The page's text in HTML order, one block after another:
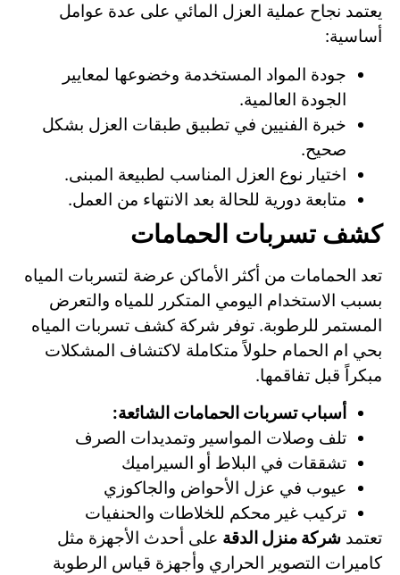
يعتمد نجاح عملية العزل المائي على عدة عوامل
أساسية:
جودة المواد المستخدمة وخضوعها لمعايير
الجودة العالمية.
خبرة الفنيين في تطبيق طبقات العزل بشكل
صحيح.
اختيار نوع العزل المناسب لطبيعة المبنى.
متابعة دورية للحالة بعد الانتهاء من العمل.
كشف تسربات الحمامات
تعد الحمامات من أكثر الأماكن عرضة لتسربات المياه
بسبب الاستخدام اليومي المتكرر للمياه والتعرض
المستمر للرطوبة. توفر شركة كشف تسربات المياه
بحي ام الحمام حلولاً متكاملة لاكتشاف المشكلات
مبكراً قبل تفاقمها.
أسباب تسربات الحمامات الشائعة:
تلف وصلات المواسير وتمديدات الصرف
تشققات في البلاط أو السيراميك
عيوب في عزل الأحواض والجاكوزي
تركيب غير محكم للخلاطات والحنفيات
تعتمد شركة منزل الدقة على أحدث الأجهزة مثل
كاميرات التصوير الحراري وأجهزة قياس الرطوبة